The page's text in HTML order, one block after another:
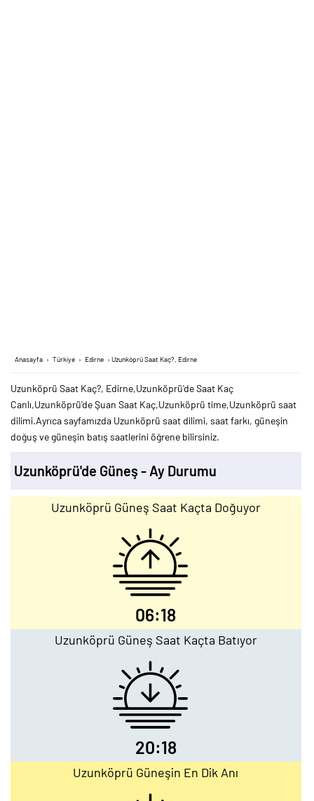
Anasayfa › Türkiye › Edirne › Uzunköprü Saat Kaç?, Edirne
Uzunköprü Saat Kaç?, Edirne,Uzunköprü'de Saat Kaç
Canlı,Uzunköprü'de Şuan Saat Kaç,Uzunköprü time,Uzunköprü saat
dilimi.Ayrıca sayfamızda Uzunköprü saat dilimi, saat farkı, güneşin
doğuş ve güneşin batış saatlerini öğrene bilirsiniz.
Uzunköprü'de Güneş - Ay Durumu
Uzunköprü Güneş Saat Kaçta Doğuyor
06:18
Uzunköprü Güneş Saat Kaçta Batıyor
20:18
Uzunköprü Güneşin En Dik Anı